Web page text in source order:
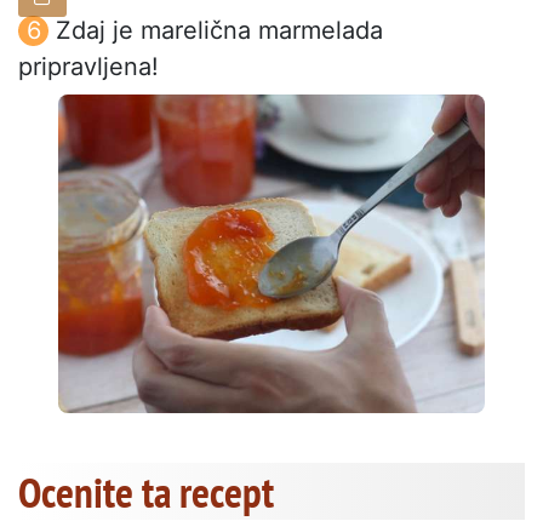
Zdaj je marelična marmelada
pripravljena!
Ocenite ta recept